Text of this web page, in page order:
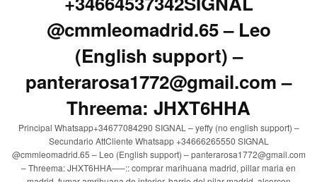
@cmmleomadrid.65 – Leo
(English support) –
panterarosa1772@gmail.com –
Threema: JHXT6HHA
Principal Whatsapp+34677084290 SIGNAL – yeffy (no english support) –
Secundario AttCliente Whatsapp +34666265550 SIGNAL
@cmmleomadrid.65 – Leo (English support) – panterarosa1772@gmail.com
– Threema: JHXT6HHA—–:: comprar marihuana madrid, pillar maria en